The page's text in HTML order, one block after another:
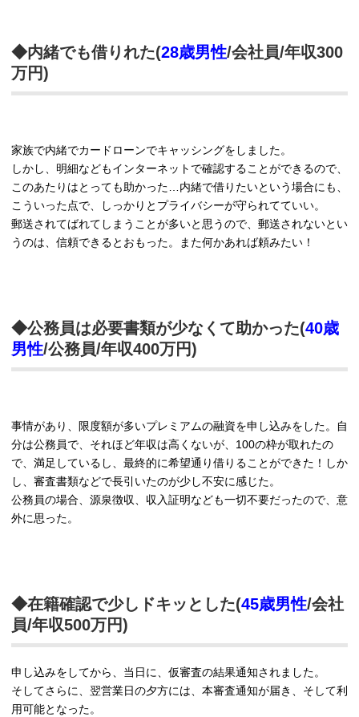
◆内緒でも借りれた(28歳男性/会社員/年収300
万円)
家族で内緒でカードローンでキャッシングをしました。
しかし、明細などもインターネットで確認することができるので、
このあたりはとっても助かった…内緒で借りたいという場合にも、
こういった点で、しっかりとプライバシーが守られてていい。
郵送されてばれてしまうことが多いと思うので、郵送されないとい
うのは、信頼できるとおもった。また何かあれば頼みたい！
◆公務員は必要書類が少なくて助かった(40歳
男性/公務員/年収400万円)
事情があり、限度額が多いプレミアムの融資を申し込みをした。自
分は公務員で、それほど年収は高くないが、100の枠が取れたの
で、満足しているし、最終的に希望通り借りることができた！しか
し、審査書類などで長引いたのが少し不安に感じた。
公務員の場合、源泉徴収、収入証明なども一切不要だったので、意
外に思った。
◆在籍確認で少しドキッとした(45歳男性/会社
員/年収500万円)
申し込みをしてから、当日に、仮審査の結果通知されました。
そしてさらに、翌営業日の夕方には、本審査通知が届き、そして利
用可能となった。